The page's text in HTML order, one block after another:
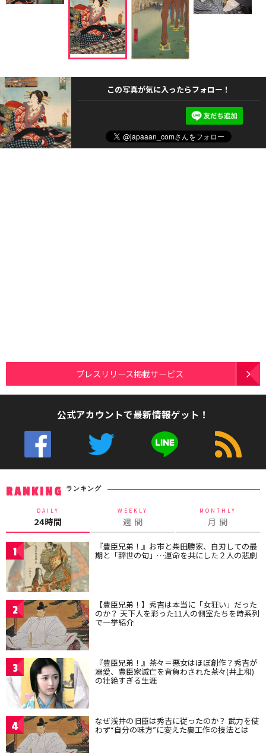
この写真が気に入ったらフォロー！
プレスリリース掲載サービス
公式アカウントで最新情報ゲット！
RANKING ランキング
DAILY
24時間
WEEKLY
週 間
MONTHLY
月 間
1 『豊臣兄弟！』お市と柴田勝家、自刃しての最
期と「辞世の句」…運命を共にした２人の悲劇
2 【豊臣兄弟！】秀吉は本当に「女狂い」だった
のか？ 天下人を彩った11人の側室たちを時系列
で一挙紹介
3 『豊臣兄弟！』茶々＝悪女はほぼ創作？秀吉が
溺愛、豊臣家滅亡を背負わされた茶々(井上和)
の壮絶すぎる生涯
4 なぜ浅井の旧臣は秀吉に従ったのか？ 武力を使
わず“自分の味方”に変えた裏工作の技法とは